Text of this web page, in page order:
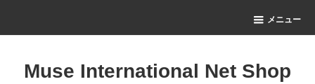
メニュー
Muse International Net Shop